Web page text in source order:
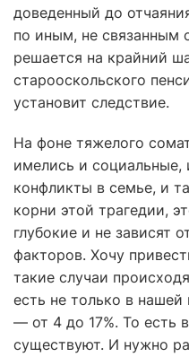
доведенный до
по иным, не связанным
решается на крайний
старооскольского
установит следствие.
На фоне тяжелого
имелись и
конфликты в семье, и
корни этой трагедии,
глубокие и не зависят
факторов. Хочу
такие случаи
есть не только в
— от 4 до 17%. То есть
существуют. И нужно